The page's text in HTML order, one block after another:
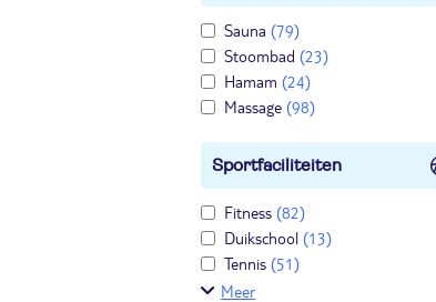
Sauna (79)
Stoombad (23)
Hamam (24)
Massage (98)
Sportfaciliteiten
Fitness (82)
Duikschool (13)
Tennis (51)
Meer